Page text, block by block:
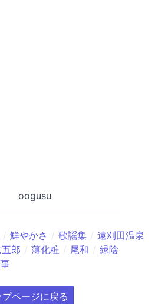
oogusu
鮮やかさ 歌謡集
遠刈田温泉
郎 薄化粧 尾和
緑陰
プページに戻る